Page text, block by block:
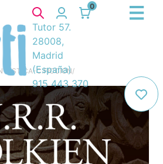
0
Tutor 57.
28008,
Madrid
(España)
915 443 370
C.FICCION/